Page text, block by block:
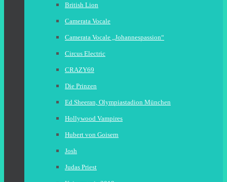
British Lion
Camerata Vocale
Camerata Vocale „Johannespassion“
Circus Electric
CRAZY69
Die Prinzen
Ed Sheeran, Olympiastadion München
Hollywood Vampires
Hubert von Goisern
Josh
Judas Priest